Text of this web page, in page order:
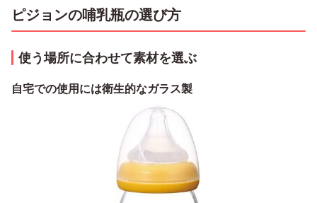
ピジョンの哺乳瓶の選び方
使う場所に合わせて素材を選ぶ
自宅での使用には衛生的なガラス製